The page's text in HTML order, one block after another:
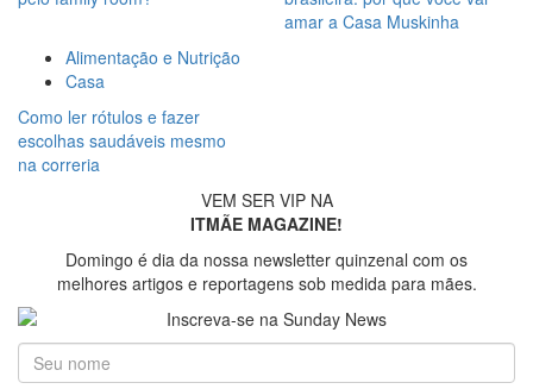
amar a Casa Muskinha
Alimentação e Nutrição
Casa
Como ler rótulos e fazer
escolhas saudáveis mesmo
na correria
VEM SER VIP NA
ITMÃE MAGAZINE!
Domingo é dia da nossa newsletter quinzenal com os
melhores artigos e reportagens sob medida para mães.